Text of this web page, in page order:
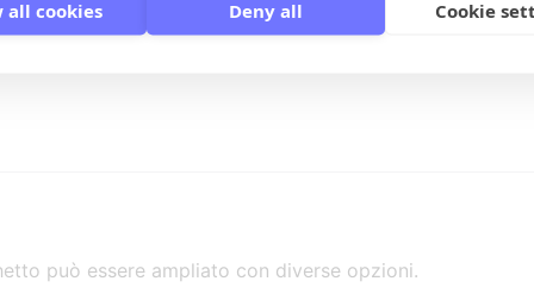
esercitare.
di 12 frecce
può essere ampliato con diverse opzioni.
all cookies Deny all Cookie